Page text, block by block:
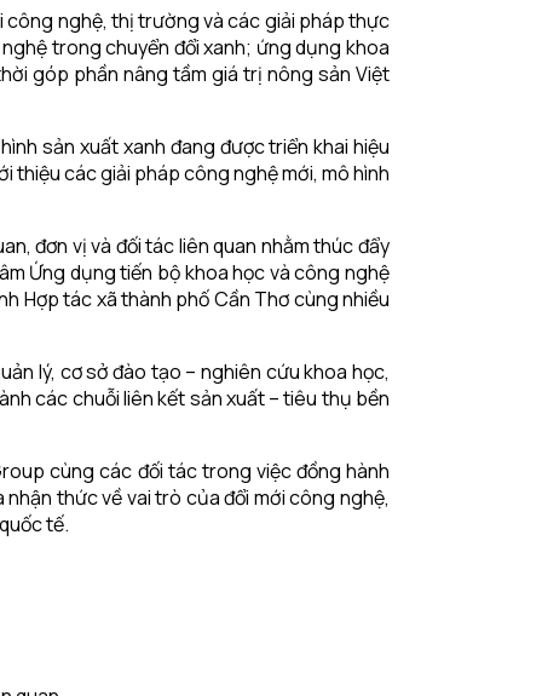
công nghệ, thị trường và các giải pháp thực
trong chuyển đổi xanh; ứng dụng khoa
góp phần nâng tầm giá trị nông sản Việt
sản xuất xanh đang được triển khai hiệu
các giải pháp công nghệ mới, mô hình
đơn vị và đối tác liên quan nhằm thúc đẩy
Ứng dụng tiến bộ khoa học và công nghệ
Hợp tác xã thành phố Cần Thơ cùng nhiều
lý, cơ sở đào tạo – nghiên cứu khoa học,
các chuỗi liên kết sản xuất – tiêu thụ bền
cùng các đối tác trong việc đồng hành
thức về vai trò của đổi mới công nghệ,
tế.